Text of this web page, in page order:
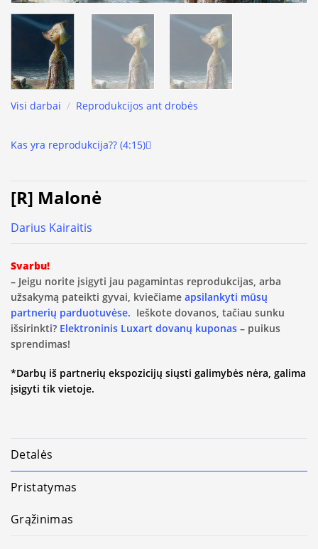
Visi darbai / Reprodukcijos ant drobės
Kas yra reprodukcija?? (4:15)
[R] Malonė
Darius Kairaitis
Svarbu!
– Jeigu norite įsigyti jau pagamintas reprodukcijas, arba
užsakymą pateikti gyvai, kviečiame apsilankyti mūsų
partnerių parduotuvėse. Ieškote dovanos, tačiau sunku
išsirinkti? Elektroninis Luxart dovanų kuponas – puikus
sprendimas!
*Darbų iš partnerių ekspozicijų siųsti galimybės nėra, galima
įsigyti tik vietoje.
Detalės
Pristatymas
Grąžinimas